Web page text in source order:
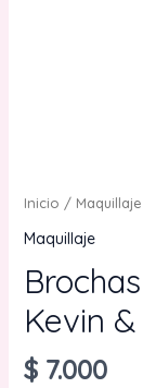
Inicio / Maquillaje
Maquillaje
Kevin
$7.000